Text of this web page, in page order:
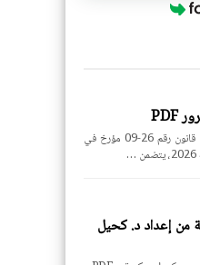
قانون رقم 26-09 يتضمن قانون المرور PDF قانون رقم 26-09 مؤرخ في
من إعداد د. كحيل